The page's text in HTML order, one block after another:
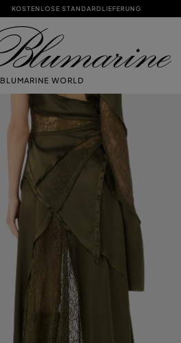
KOSTENLOSE STANDARDLIEFERUNG
BLUMARINE WORLD